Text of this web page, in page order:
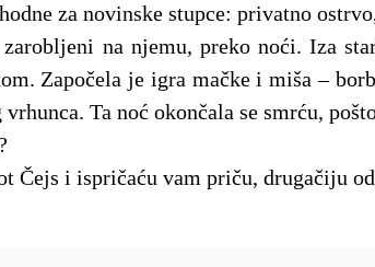
za novinske stupce: privatno
na njemu, preko noći. Iza
Započela je igra mačke i miša –
vrhunca. Ta noć okončala se smrću,
Čejs i ispričaću vam priču, drugačiju